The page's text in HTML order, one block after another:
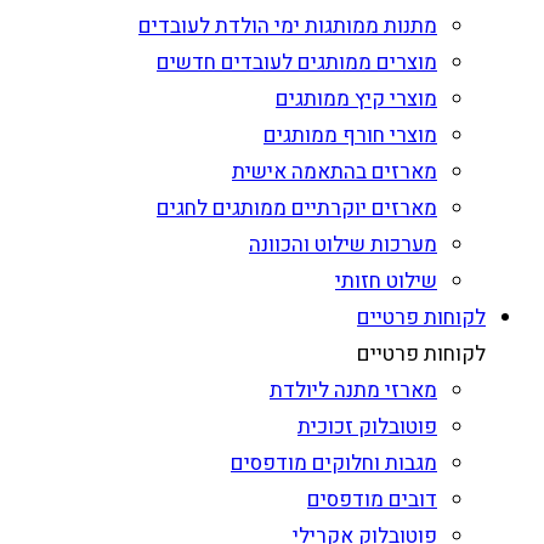
מתנות ממותגות ימי הולדת לעובדים
מוצרים ממותגים לעובדים חדשים
מוצרי קיץ ממותגים
מוצרי חורף ממותגים
מארזים בהתאמה אישית
מארזים יוקרתיים ממותגים לחגים
מערכות שילוט והכוונה
שילוט חזותי
לקוחות פרטיים
לקוחות פרטיים
מארזי מתנה ליולדת
פוטובלוק זכוכית
מגבות וחלוקים מודפסים
דובים מודפסים
פוטובלוק אקרילי